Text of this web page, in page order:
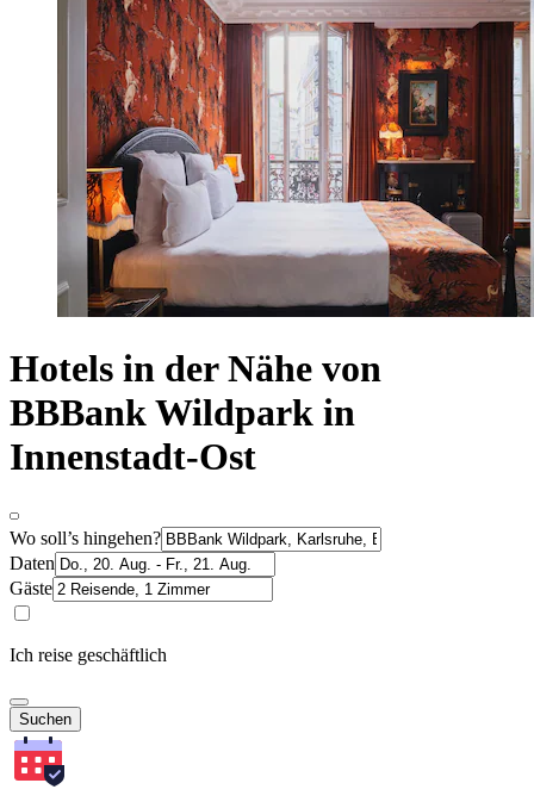
Hotels in der Nähe von
BBBank Wildpark in
Innenstadt-Ost
Wo soll’s hingehen?
Daten
Gäste
Ich reise geschäftlich
Suchen